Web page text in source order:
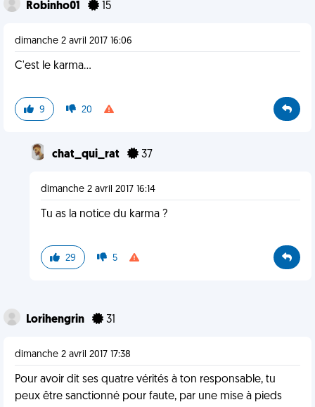
Robinho01 15
dimanche 2 avril 2017 16:06
C'est le karma...
9 20
chat_qui_rat 37
dimanche 2 avril 2017 16:14
Tu as la notice du karma ?
29 5
Lorihengrin 31
dimanche 2 avril 2017 17:38
Pour avoir dit ses quatre vérités à ton responsable, tu
peux être sanctionné pour faute, par une mise à pieds